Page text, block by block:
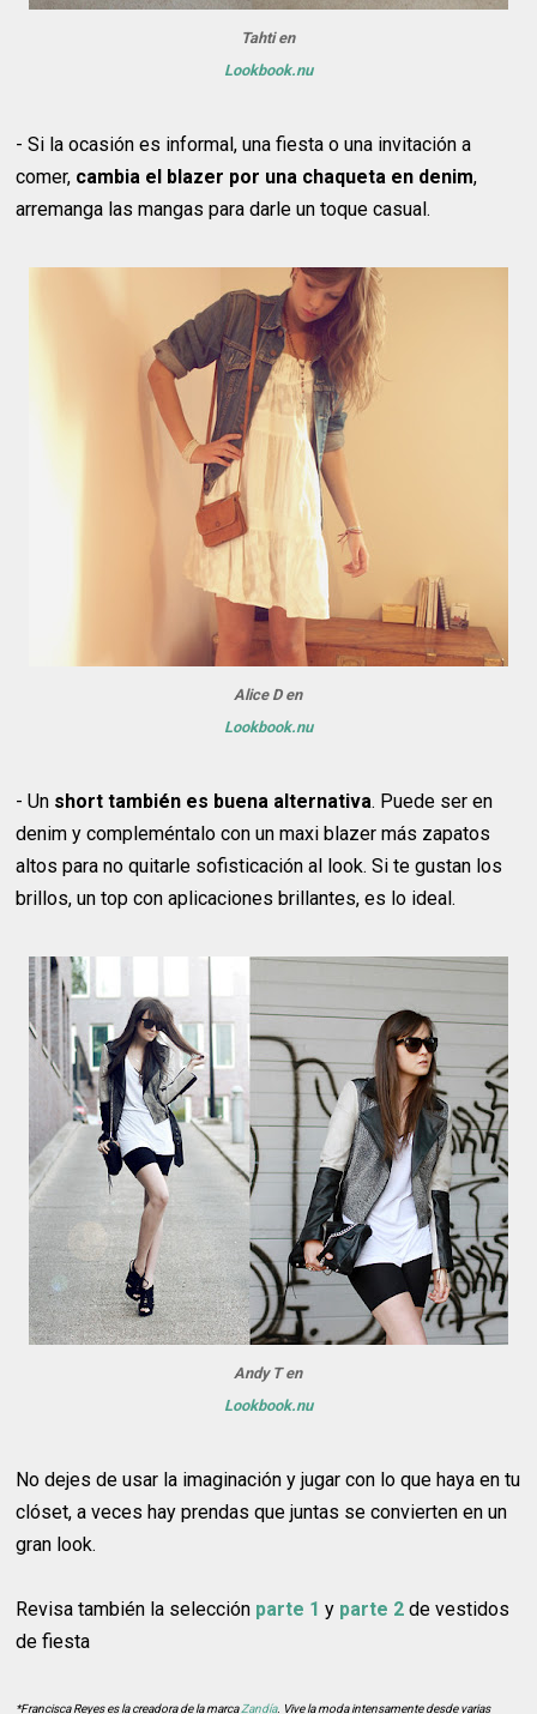
Tahti en
Lookbook.nu
- Si la ocasión es informal, una fiesta o una invitación a
comer, cambia el blazer por una chaqueta en denim,
arremanga las mangas para darle un toque casual.
Alice D en
Lookbook.nu
- Un short también es buena alternativa. Puede ser en
denim y compleméntalo con un maxi blazer más zapatos
altos para no quitarle sofisticación al look. Si te gustan los
brillos, un top con aplicaciones brillantes, es lo ideal.
Andy T en
Lookbook.nu
No dejes de usar la imaginación y jugar con lo que haya en tu
clóset, a veces hay prendas que juntas se convierten en un
gran look.
Revisa también la selección parte 1 y parte 2 de vestidos
de fiesta
*Francisca Reyes es la creadora de la marcaZandía. Vive la moda intensamente desde varias